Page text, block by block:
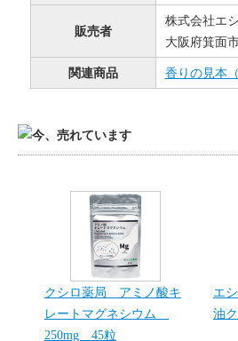
販売者
株式会社エ
大阪府箕面
関連商品 香りの見本
クシロ薬局 アミノ酸キ
レートマグネシウム
250mg 45粒
エ
油